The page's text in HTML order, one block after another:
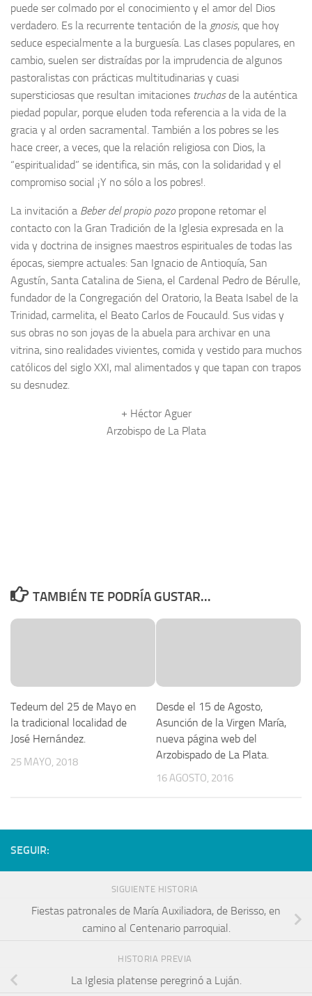
puede ser colmado por el conocimiento y el amor del Dios
verdadero. Es la recurrente tentación de la gnosis, que hoy
seduce especialmente a la burguesía. Las clases populares, en
cambio, suelen ser distraídas por la imprudencia de algunos
pastoralistas con prácticas multitudinarias y cuasi
supersticiosas que resultan imitaciones truchasde la auténtica
piedad popular, porque eluden toda referencia a la vida de la
gracia y al orden sacramental. También a los pobres se les
hace creer, a veces, que la relación religiosa con Dios, la
“espiritualidad” se identifica, sin más, con la solidaridad y el
compromiso social ¡Y no sólo a los pobres!.
La invitación a Beber del propio pozopropone retomar el
contacto con la Gran Tradición de la Iglesia expresada en la
vida y doctrina de insignes maestros espirituales de todas las
épocas, siempre actuales: San Ignacio de Antioquía, San
Agustín, Santa Catalina de Siena, el Cardenal Pedro de Bérulle,
fundador de la Congregación del Oratorio, la Beata Isabel de la
Trinidad, carmelita, el Beato Carlos de Foucauld. Sus vidas y
sus obras no son joyas de la abuela para archivar en una
vitrina, sino realidades vivientes, comida y vestido para muchos
católicos del siglo XXI, mal alimentados y que tapan con trapos
su desnudez.
+ Héctor Aguer
Arzobispo de La Plata
TAMBIÉN TE PODRÍA GUSTAR...
Tedeum del 25 de Mayo en
la tradicional localidad de
José Hernández.
25 MAYO, 2018
Desde el 15 de Agosto,
Asunción de la Virgen María,
nueva página web del
Arzobispado de La Plata.
16 AGOSTO, 2016
SEGUIR:
SIGUIENTE HISTORIA
Fiestas patronales de María Auxiliadora, de Berisso, en
camino al Centenario parroquial.
HISTORIA PREVIA
La Iglesia platense peregrinó a Luján.